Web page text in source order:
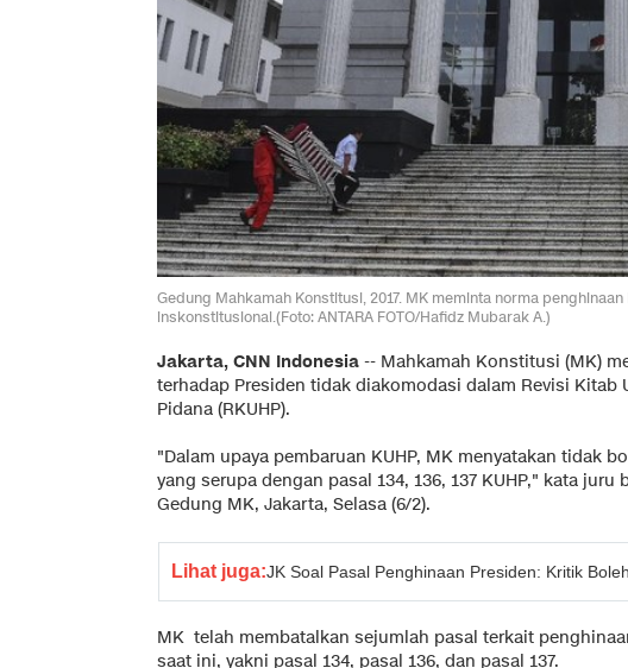
Gedung Mahkamah Konstitusi, 2017. MK meminta norma
inskonstitusional.(Foto: ANTARA FOTO/Hafidz Mubarak A.)
Jakarta, CNN Indonesia -- Mahkamah Konstitusi (MK)
terhadap Presiden tidak diakomodasi dalam Revisi Kitab
Pidana (RKUHP).
"Dalam upaya pembaruan KUHP, MK menyatakan tidak
yang serupa dengan pasal 134, 136, 137 KUHP," kata juru
Gedung MK, Jakarta, Selasa (6/2).
Lihat juga:JK Soal Pasal Penghinaan Presiden: Kritik
MK telah membatalkan sejumlah pasal terkait
saat ini, yakni pasal 134, pasal 136, dan pasal 137.